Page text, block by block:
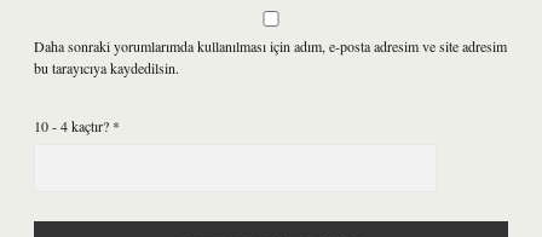
Daha sonraki yorumlarımda kullanılması için adım, e-posta adresim ve site adresim
bu tarayıcıya kaydedilsin.
10 - 4 kaçtır? *